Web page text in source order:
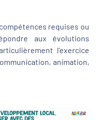
requises ou
aux évolutions
l’exercice
animation,